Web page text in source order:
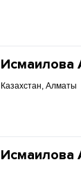
Исмаилова
Казахстан, Алматы
Исмаилова